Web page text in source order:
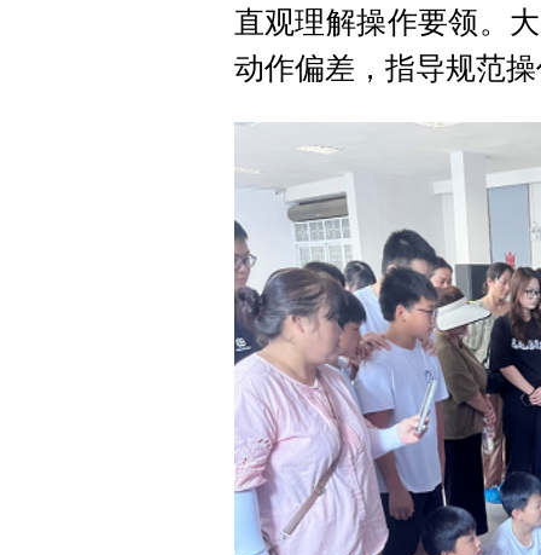
直观理解操作要领。
动作偏差，指导规范